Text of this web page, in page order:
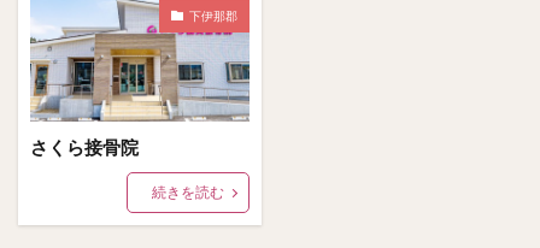
下伊那郡
さくら接骨院
続きを読む